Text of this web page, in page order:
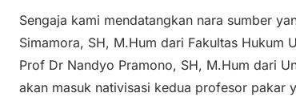
Sengaja kami mendatangkan nara sumber
Simamora, SH, M.Hum dari Fakultas Hukum
Prof Dr Nandyo Pramono, SH, M.Hum dari
akan masuk nativisasi kedua profesor pakar